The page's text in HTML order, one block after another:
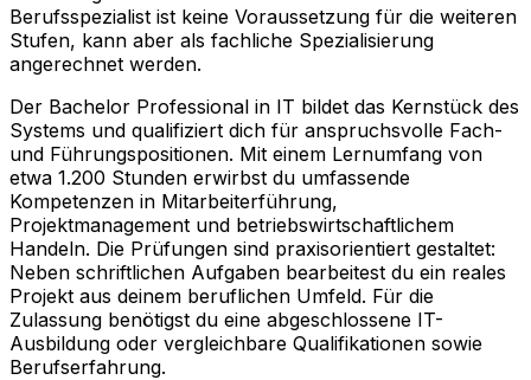
Berufsspezialist ist keine Voraussetzung für die weiteren
Stufen, kann aber als fachliche Spezialisierung
angerechnet werden.
Der Bachelor Professional in IT bildet das Kernstück des
Systems und qualifiziert dich für anspruchsvolle Fach-
und Führungspositionen. Mit einem Lernumfang von
etwa 1.200 Stunden erwirbst du umfassende
Kompetenzen in Mitarbeiterführung,
Projektmanagement und betriebswirtschaftlichem
Handeln. Die Prüfungen sind praxisorientiert gestaltet:
Neben schriftlichen Aufgaben bearbeitest du ein reales
Projekt aus deinem beruflichen Umfeld. Für die
Zulassung benötigst du eine abgeschlossene IT-
Ausbildung oder vergleichbare Qualifikationen sowie
Berufserfahrung.